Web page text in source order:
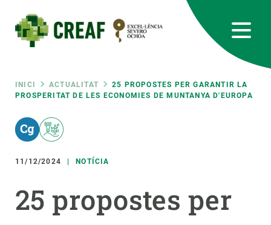
contingut
Fil
d'ariadna
INICI ACTUALITAT
25 PROPOSTES PER GARANTIR LA
PROSPERITAT DE LES ECONOMIES DE MUNTANYA D'EUROPA
11/12/2024 NOTÍCIA
25 propostes per
RRSS
Featured
responsive
INTRANET
Responsive
RECERCA